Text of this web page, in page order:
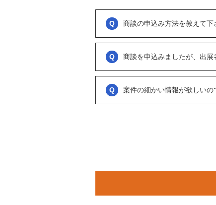
商談の申込み方法を教えて下
「商談を申し込む」ボタンからお申し込
商談といっても、急に条件、金額交渉を
をされているのか？
商談を申込みましたが、出展
大変申し訳ございません。こちらも、
促をしております。
ただ、案件を見ていない方もおられる
案件の細かい情報が欲しいの